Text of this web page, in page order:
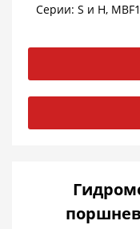
Серии: S и H,